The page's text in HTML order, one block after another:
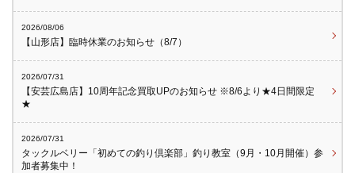
2026/08/06
【山形店】臨時休業のお知らせ（8/7）
2026/07/31
【安芸広島店】10周年記念買取UPのお知らせ ※8/6より★4日間限定
★
2026/07/31
タックルベリー「初めての釣り倶楽部」釣り教室（9月・10月開催）参
加者募集中！